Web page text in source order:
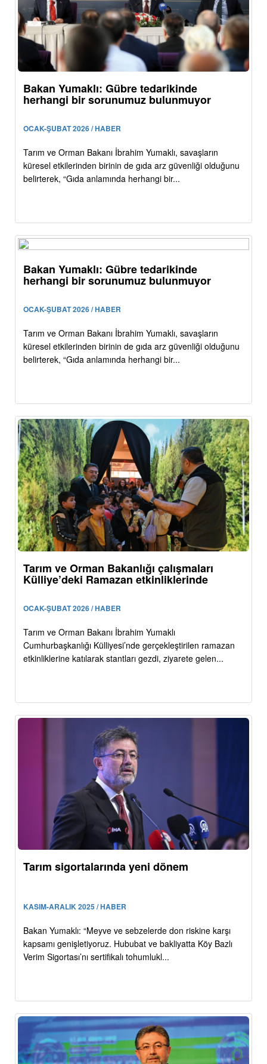
Bakan Yumaklı: Gübre tedarikinde
herhangi bir sorunumuz bulunmuyor
OCAK-ŞUBAT 2026 / HABER
Tarım ve Orman Bakanı İbrahim Yumaklı, savaşların
küresel etkilerinden birinin de gıda arz güvenliği olduğunu
belirterek, “Gıda anlamında herhangi bir...
Bakan Yumaklı: Gübre tedarikinde
herhangi bir sorunumuz bulunmuyor
OCAK-ŞUBAT 2026 / HABER
Tarım ve Orman Bakanı İbrahim Yumaklı, savaşların
küresel etkilerinden birinin de gıda arz güvenliği olduğunu
belirterek, “Gıda anlamında herhangi bir...
Tarım ve Orman Bakanlığı çalışmaları
Külliye’deki Ramazan etkinliklerinde
OCAK-ŞUBAT 2026 / HABER
Tarım ve Orman Bakanı İbrahim Yumaklı
Cumhurbaşkanlığı Külliyesi’nde gerçekleştirilen ramazan
etkinliklerine katılarak stantları gezdi, ziyarete gelen...
Tarım sigortalarında yeni dönem
KASIM-ARALIK 2025 / HABER
Bakan Yumaklı: “Meyve ve sebzelerde don riskine karşı
kapsamı genişletiyoruz. Hububat ve bakliyatta Köy Bazlı
Verim Sigortası’nı sertifikalı tohumlukl...